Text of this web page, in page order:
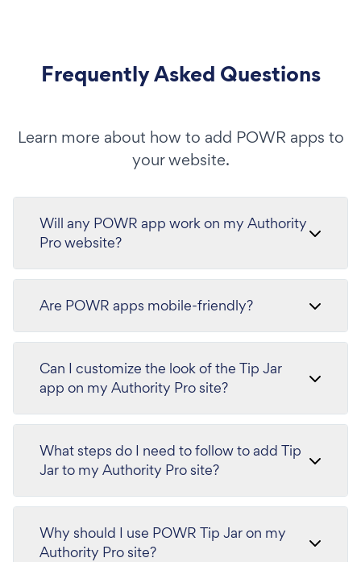
Frequently Asked Questions
Learn more about how to add POWR apps to
your website.
Will any POWR app work on my Authority
Pro website?
Are POWR apps mobile-friendly?
Can I customize the look of the Tip Jar
app on my Authority Pro site?
What steps do I need to follow to add Tip
Jar to my Authority Pro site?
Why should I use POWR Tip Jar on my
Authority Pro site?